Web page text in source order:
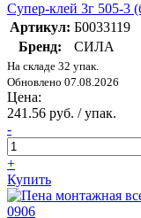
Супер-клей 3г 505-3
Артикул: Б0033119
Бренд:
СИЛА
На складе 32 упак.
Обновлено 07.08.2026
Цена:
241.56 руб. / упак.
-
+
Купить